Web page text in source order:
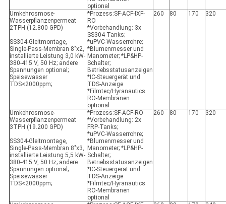
optional
Umkehrosmose-
Wasserpflanzenpermeat
2TPH (12.800 GPD)
SS304-Gleitmontage,
Single-Pass-Membran 8"x2,
installierte Leistung 3,0 kW-
380-415 V, 50 Hz; andere
Spannungen optional;
Speisewasser
TDS<2000ppm;
*Prozess:SF-ACF-IXF-
RO
*Vorbehandlung: 3x
SS304-Tanks;
*uPVC-Wasserrohre;
*Blumenmesser und
Manometer; *LP&HP-
Schalter;
Betriebsstatusanzeigen
*IC-Steuergerät und
TDS-Anzeige
*Filmtec/Hyranautics
RO-Membranen
optional
260 80 170 320
Umkehrosmose-
Wasserpflanzenpermeat
3TPH (19.200 GPD)
SS304-Gleitmontage,
Single-Pass-Membran 8"x3,
installierte Leistung 5,5 kW-
380-415 V, 50 Hz; andere
Spannungen optional;
Speisewasser
TDS<2000ppm;
*Prozess:SF-ACF-RO
*Vorbehandlung: 2x
FRP-Tanks;
*uPVC-Wasserrohre;
*Blumenmesser und
Manometer; *LP&HP-
Schalter;
Betriebsstatusanzeigen
*IC-Steuergerät und
TDS-Anzeige
*Filmtec/Hyranautics
RO-Membranen
optional
260 80 170 320